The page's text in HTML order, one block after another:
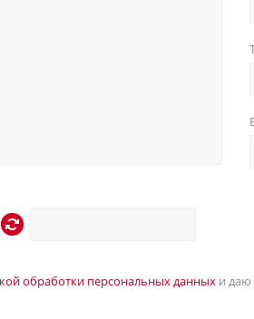
обработки персональных данныхи даю